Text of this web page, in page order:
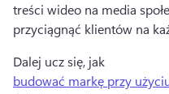
treści wideo na media
przyciągnąć klientów na
Dalej ucz się, jak
budować markę przy